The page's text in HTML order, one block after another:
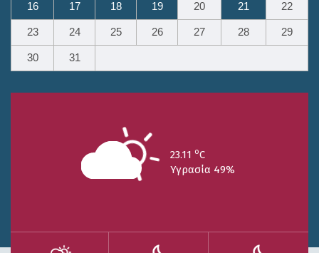
16 17 18 19 20 21 22
23 24 25 26 27 28 29
30 31
23.11 oC
Υγρασία 49%